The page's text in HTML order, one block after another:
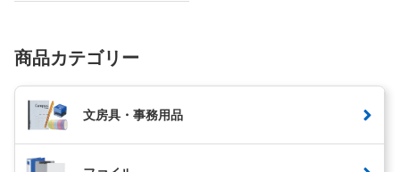
商品カテゴリー
文房具・事務用品